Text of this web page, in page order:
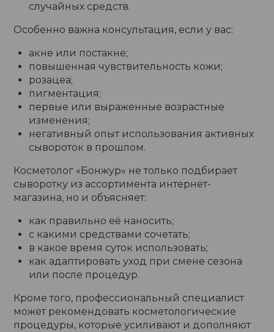
случайных средств.
Особенно важна консультация, если у вас:
акне или постакне;
повышенная чувствительность кожи;
розацеа;
пигментация;
первые или выраженные возрастные
изменения;
негативный опыт использования активных
сывороток в прошлом.
Косметолог «Бонжур» не только подбирает
сыворотку из ассортимента интернет-
магазина, но и объясняет:
как правильно её наносить;
с какими средствами сочетать;
в какое время суток использовать;
как адаптировать уход при смене сезона
или после процедур.
Кроме того, профессиональный специалист
может рекомендовать косметологические
процедуры, которые усиливают и дополняют